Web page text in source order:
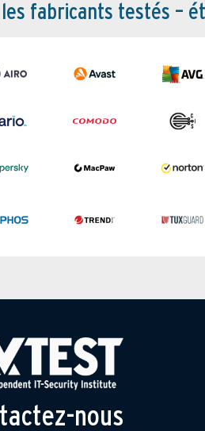
les fabricants testés –
nous